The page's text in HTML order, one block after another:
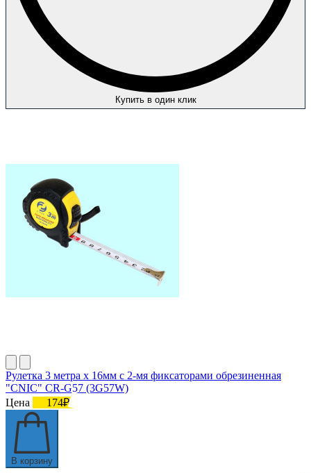
Купить в один клик
Рулетка 3 метра х 16мм с 2-мя фиксаторами обрезиненная
"CNIC" CR-G57 (3G57W)
Цена
174₽
В корзину